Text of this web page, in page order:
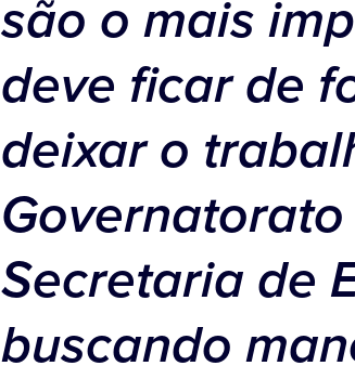
são o mais
deve ficar de
deixar o
Secretaria de
buscando